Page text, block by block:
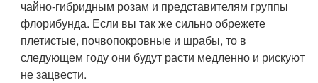
чайно-гибридным розам и представителям группы
флорибунда. Если вы так же сильно обрежете
плетистые, почвопокровные и шрабы, то в
следующем году они будут расти медленно и рискуют
не зацвести.